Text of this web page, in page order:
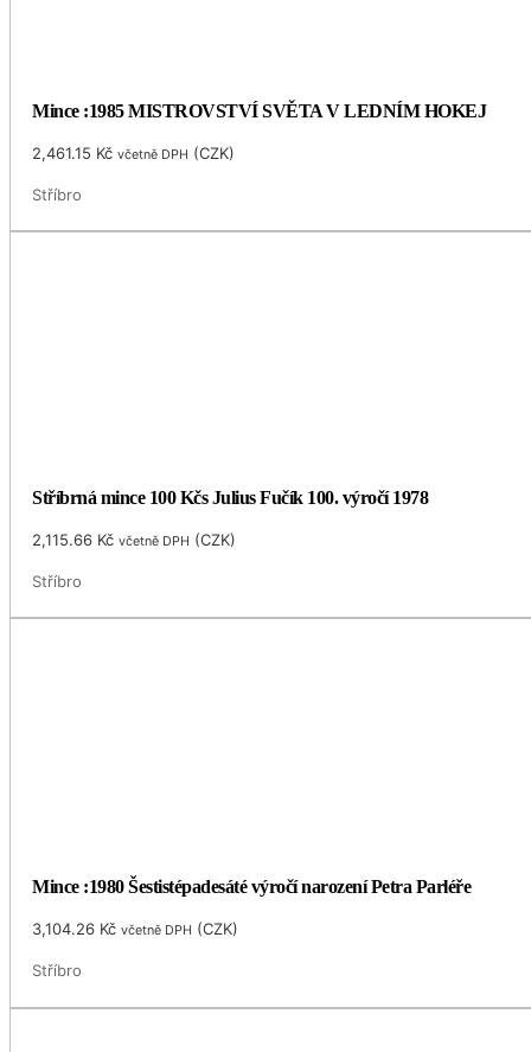
Mince :1985 MISTROVSTVÍ SVĚTA V LEDNÍM HOKEJ
2,461.15 Kč včetně DPH (CZK)
Stříbro
Stříbrná mince 100 Kčs Julius Fučík 100. výročí 1978
2,115.66 Kč včetně DPH (CZK)
Stříbro
Mince :1980 Šestistépadesáté výročí narození Petra Parléře
3,104.26 Kč včetně DPH (CZK)
Stříbro